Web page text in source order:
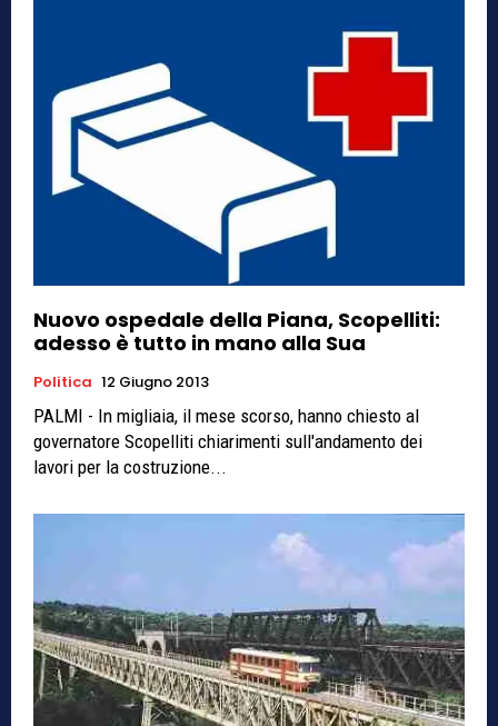
Nuovo ospedale della Piana, Scopelliti:
adesso è tutto in mano alla Sua
Politica 12 Giugno 2013
PALMI - In migliaia, il mese scorso, hanno chiesto al
governatore Scopelliti chiarimenti sull'andamento dei
lavori per la costruzione...